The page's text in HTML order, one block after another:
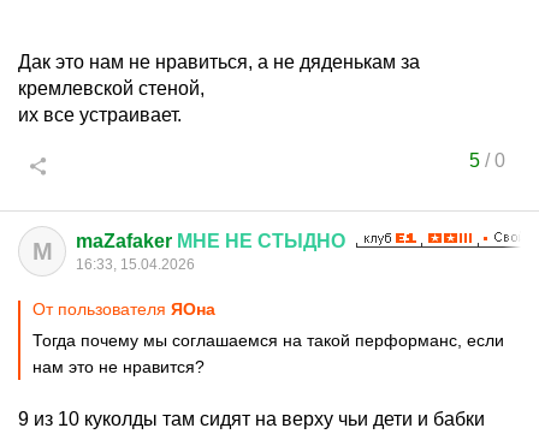
Дак это нам не нравиться, а не дяденькам за
кремлевской стеной,
их все устраивает.
5/0
M maZafaker МНЕ НЕ СТЫДНО
16:33, 15.04.2026
От пользователя ЯОна
Тогда почему мы соглашаемся на такой перформанс, если
нам это не нравится?
9 из 10 куколды там сидят на верху чьи дети и бабки